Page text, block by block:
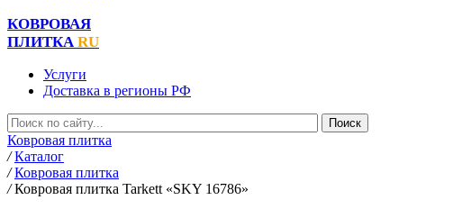
КОВРОВАЯ
ПЛИТКА RU
Услуги
Доставка в регионы РФ
Ковровая плитка
/ Каталог
/ Ковровая плитка
/ Ковровая плитка Tarkett «SKY 16786»